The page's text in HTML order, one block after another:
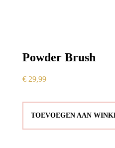
Powder Brush
€ 29,99
TOEVOEGEN AAN